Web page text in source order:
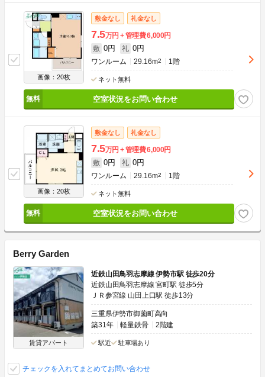
画像：20枚
敷金なし 礼金なし
7.5万円 管理費6,000円
敷 0円 礼 0円
ワンルーム 29.16m2 1階
ネット無料
空室状況をお問い合わせ
画像：20枚
敷金なし 礼金なし
7.5万円 管理費6,000円
敷 0円 礼 0円
ワンルーム 29.16m2 1階
ネット無料
空室状況をお問い合わせ
Berry Garden
賃貸アパート
近鉄山田鳥羽志摩線 伊勢市駅 徒歩20分
近鉄山田鳥羽志摩線 宮町駅 徒歩5分
ＪＲ参宮線 山田上口駅 徒歩13分
三重県伊勢市御薗町高向
築31年
軽量鉄骨 2階建
駅近 駐車場あり
チェックを入れてまとめてお問い合わせ